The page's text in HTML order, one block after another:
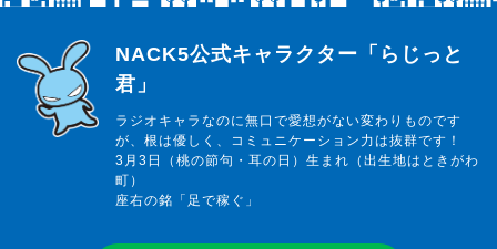
らじっと君
NACK5公式キャラクター「らじっと
君」
ラジオキャラなのに無口で愛想がない変わりものです
が、根は優しく、コミュニケーション力は抜群です！
3月3日（桃の節句・耳の日）生まれ（出生地はときがわ
町）
座右の銘「足で稼ぐ」